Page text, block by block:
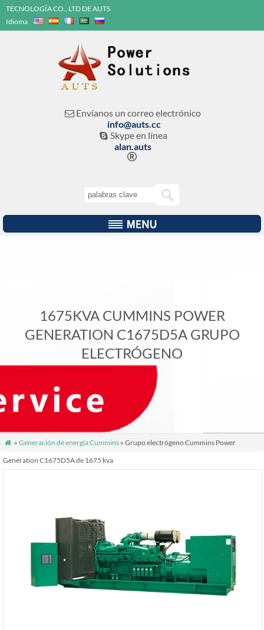
TECNOLOGÍA CO., LTD DE AUTS
Idioma
 Envíanos un correo electrónico
info@auts.cc
 Skype en línea
alan.auts

1675KVA CUMMINS POWER
GENERATION C1675D5A GRUPO
ELECTRÓGENO
 » Generación de energía Cummins» Grupo electrógeno Cummins Power
Generation C1675D5A de 1675 kva